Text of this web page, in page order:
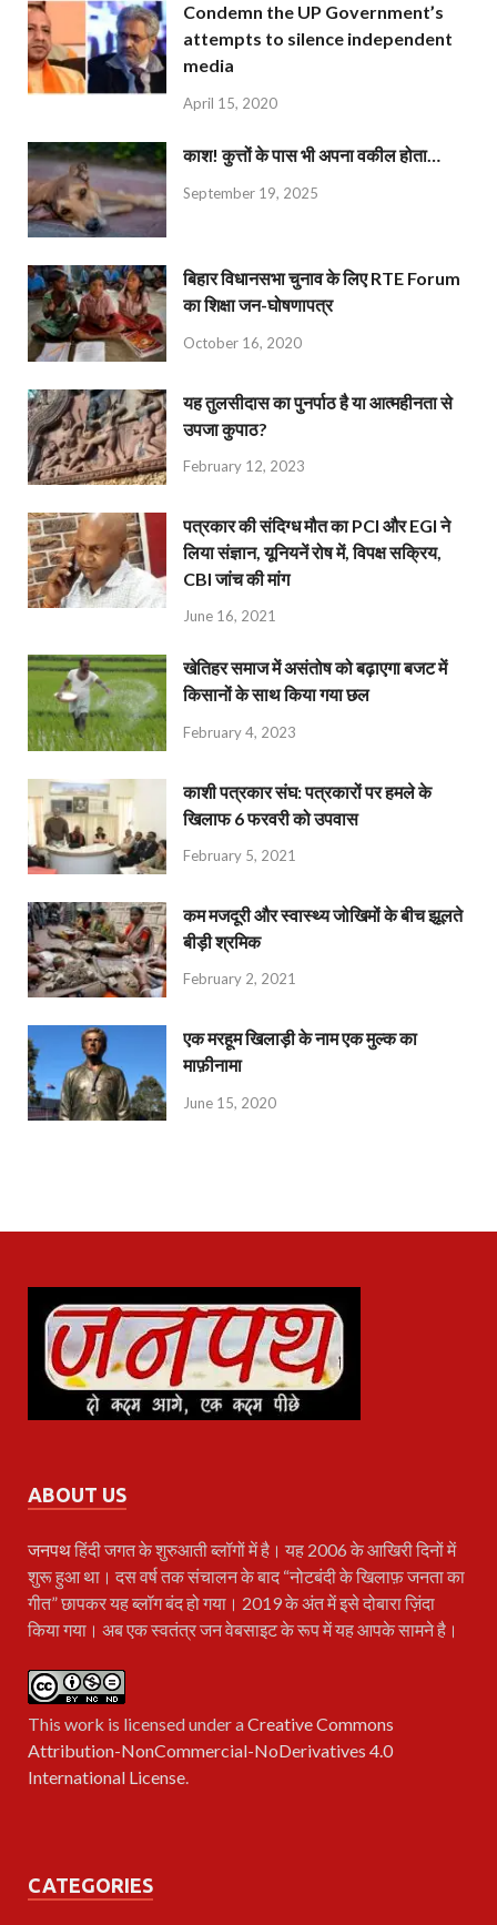
Condemn the UP Government’s
attempts to silence independent
media
April 15, 2020
काश! कुत्तों के पास भी अपना वकील होता…
September 19, 2025
बिहार विधानसभा चुनाव के लिए RTE Forum
का शिक्षा जन-घोषणापत्र
October 16, 2020
यह तुलसीदास का पुनर्पाठ है या आत्महीनता से
उपजा कुपाठ?
February 12, 2023
पत्रकार की संदिग्ध मौत का PCI और EGI ने
लिया संज्ञान, यूनियनें रोष में, विपक्ष सक्रिय,
CBI जांच की मांग
June 16, 2021
खेतिहर समाज में असंतोष को बढ़ाएगा बजट में
किसानों के साथ किया गया छल
February 4, 2023
काशी पत्रकार संघ: पत्रकारों पर हमले के
खिलाफ 6 फरवरी को उपवास
February 5, 2021
कम मजदूरी और स्वास्थ्य जोखिमों के बीच झूलते
बीड़ी श्रमिक
February 2, 2021
एक मरहूम खिलाड़ी के नाम एक मुल्क का
माफ़ीनामा
June 15, 2020
ABOUT US
जनपथहिंदी जगत के शुरुआती ब्लॉगों में है। यह 2006 के आखिरी दिनों में
शुरू हुआ था। दस वर्ष तक संचालन के बाद “नोटबंदी के खिलाफ़ जनता का
गीत” छापकर यह ब्लॉग बंद हो गया। 2019 के अंत में इसे दोबारा ज़िंदा
किया गया। अब एक स्वतंत्र जन वेबसाइट के रूप में यह आपके सामने है।
This work is licensed under aCreative Commons
Attribution-NonCommercial-NoDerivatives 4.0
International License.
CATEGORIES